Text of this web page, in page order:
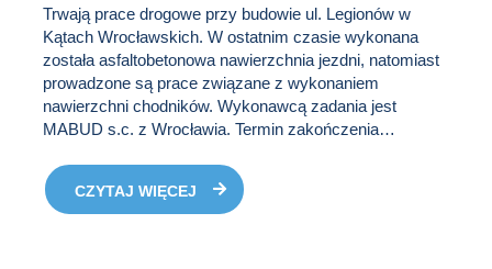
Trwają prace drogowe przy budowie ul. Legionów w
Kątach Wrocławskich. W ostatnim czasie wykonana
została asfaltobetonowa nawierzchnia jezdni, natomiast
prowadzone są prace związane z wykonaniem
nawierzchni chodników. Wykonawcą zadania jest
MABUD s.c. z Wrocławia. Termin zakończenia
CZYTAJ WIĘCEJ
O AKTUALNOŚCI
BUDOWA UL.